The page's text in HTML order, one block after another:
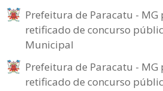
Prefeitura de Paracatu -
retificado de concurso
Municipal
Prefeitura de Paracatu -
retificado de concurso